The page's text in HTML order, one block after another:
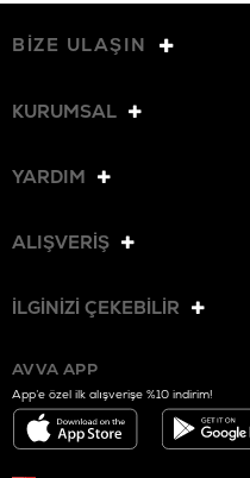
BİZE ULAŞIN
KURUMSAL
YARDIM
ALIŞVERİŞ
İLGİNİZİ ÇEKEBİLİR
AVVA APP
App’e özel ilk alışverişe %10 indirim!